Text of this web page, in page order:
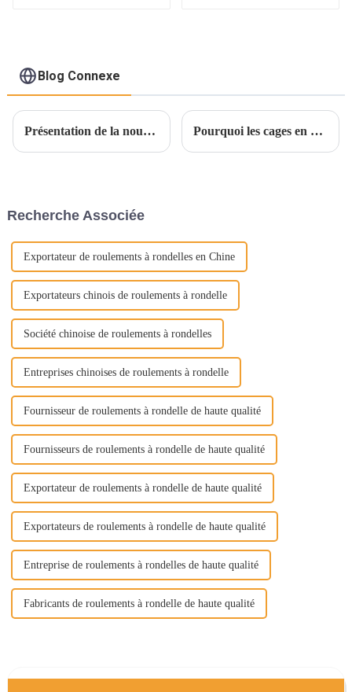
Blog Connexe
Présentation de la nouvelle génération d'intégrité structurelle : les dispositifs de retenue en nylon renforcé de fibre de verre Pourquoi les cages en nylon peuvent-elles se détacher des cages métalliques et occuper une place exclusive sur le marché des cages ?
Recherche Associée
Exportateur de roulements à rondelles en Chine
Exportateurs chinois de roulements à rondelle
Société chinoise de roulements à rondelles
Entreprises chinoises de roulements à rondelle
Fournisseur de roulements à rondelle de haute qualité
Fournisseurs de roulements à rondelle de haute qualité
Exportateur de roulements à rondelle de haute qualité
Exportateurs de roulements à rondelle de haute qualité
Entreprise de roulements à rondelles de haute qualité
Fabricants de roulements à rondelle de haute qualité